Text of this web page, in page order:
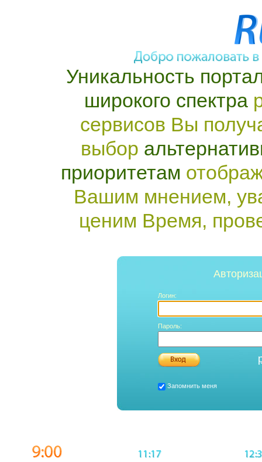
Уникальность
широкого спектра
сервисов Вы
выбор
приоритетам
Вашим мнением,
ценим Время,
Логин:
Пароль:
Запомнить меня